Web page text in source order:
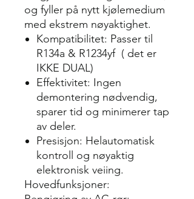
og fyller på nytt kjølemedium
med ekstrem nøyaktighet.
Kompatibilitet: Passer til
R134a & R1234yf ( det er
IKKE DUAL)
Effektivitet: Ingen
demontering nødvendig,
sparer tid og minimerer tap
av deler.
Presisjon: Helautomatisk
kontroll og nøyaktig
elektronisk veiing.
Hovedfunksjoner: